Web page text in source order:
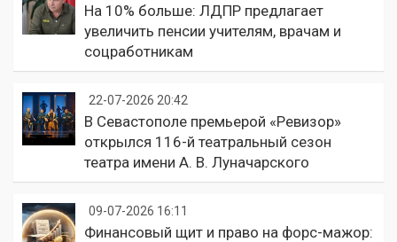
На 10% больше: ЛДПР предлагает
увеличить пенсии учителям, врачам и
соцработникам
22-07-2026 20:42
В Севастополе премьерой «Ревизор»
открылся 116-й театральный сезон
театра имени А. В. Луначарского
09-07-2026 16:11
Финансовый щит и право на форс-мажор: